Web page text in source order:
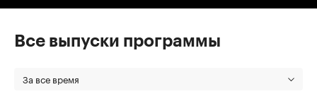
Все выпуски программы
За все время